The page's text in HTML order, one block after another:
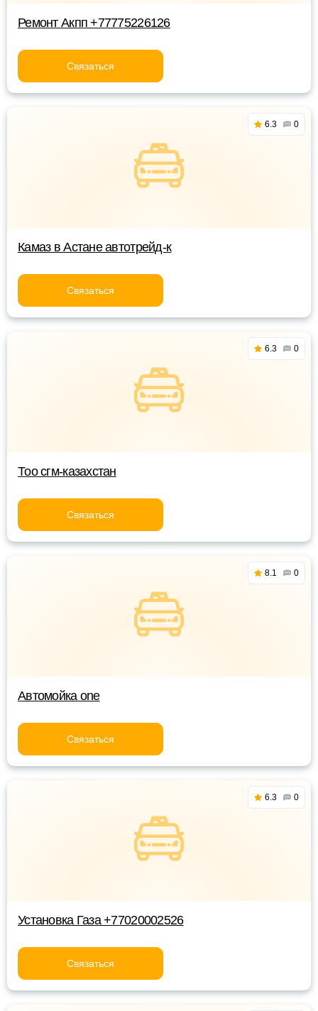
Ремонт Акпп +77775226126
Связаться
6.3 0
Камаз в Астане автотрейд-к
Связаться
6.3 0
Тоо сгм-казахстан
Связаться
8.1 0
Автомойка one
Связаться
6.3 0
Установка Газа +77020002526
Связаться